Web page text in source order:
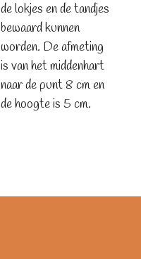
de lokjes en de tandjes
bewaard kunnen
worden. De afmeting
is van het middenhart
naar de punt 8 cm en
de hoogte is 5 cm.